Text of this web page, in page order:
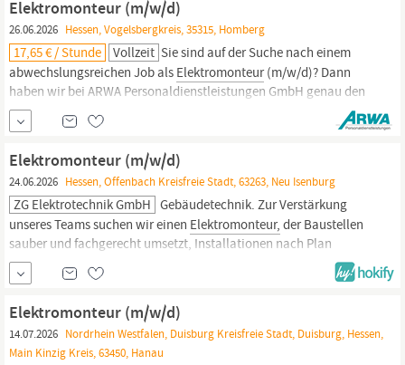
Elektromonteur (m/w/d)
26.06.2026 Hessen, Vogelsbergkreis, 35315, Homberg
17,65 € / Stunde Vollzeit Sie sind auf der Suche nach einem
abwechslungsreichen Job als Elektromonteur(m/w/d)? Dann
haben wir bei ARWA Personaldienstleistungen GmbH genau den
richtigen Job für Sie im Rahmen der Arbeitnehmerüberlassung
mit Option auf Übernahme! Hier die Eckdaten zum Job 17,65 € bis
18,00 € pro Stunde Homberg Vollzeit Elektrotechnik &
Elektromonteur (m/w/d)
24.06.2026 Hessen, Offenbach Kreisfreie Stadt, 63263, Neu Isenburg
ZG Elektrotechnik GmbH Gebäudetechnik. Zur Verstärkung
unseres Teams suchen wir einen Elektromonteur, der Baustellen
sauber und fachgerecht umsetzt, Installationen nach Plan
ausführt und Wert auf präzise Arbeit legt. AUFGABEN 1.
Elektroinstallation auf Baustellen Durchführung von
Elektroinstallationen im Neubau und Bestand • Verlegen von
Leitungen, Kabeln und Leerrohren •
Elektromonteur (m/w/d)
14.07.2026 Nordrhein Westfalen, Duisburg Kreisfreie Stadt, Duisburg, Hessen,
Main Kinzig Kreis, 63450, Hanau